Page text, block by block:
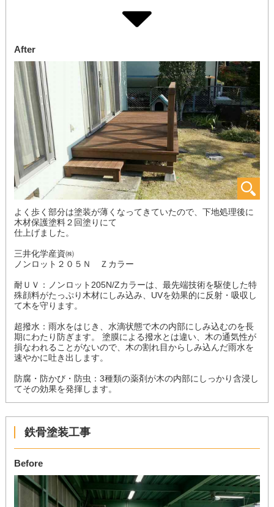
After
よく歩く部分は塗装が薄くなってきていたので、下地処理後に
木材保護塗料２回塗りにて
仕上げました。
三井化学産資㈱
ノンロット２０５Ｎ Ｚカラー
耐ＵＶ：ノンロット205N/Zカラーは、最先端技術を駆使した特
殊顔料がたっぷり木材にしみ込み、UVを効果的に反射・吸収し
て木を守ります。
超撥水：雨水をはじき、水滴状態で木の内部にしみ込むのを長
期にわたり防ぎます。 塗膜による撥水とは違い、木の通気性が
損なわれることがないので、木の割れ目からしみ込んだ雨水を
速やかに吐き出します。
防腐・防かび・防虫：3種類の薬剤が木の内部にしっかり含浸し
てその効果を発揮します。
鉄骨塗装工事
Before